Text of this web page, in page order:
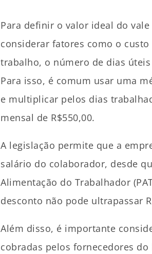
Para definir o valor ideal do
considerar fatores como o
trabalho, o número de dias
Para isso, é comum usar uma
e multiplicar pelos dias
mensal de R$550,00.
A legislação permite que a
salário do colaborador, desde
Alimentação do Trabalhador
desconto não pode ultrapassar
Além disso, é importante
cobradas pelos fornecedores